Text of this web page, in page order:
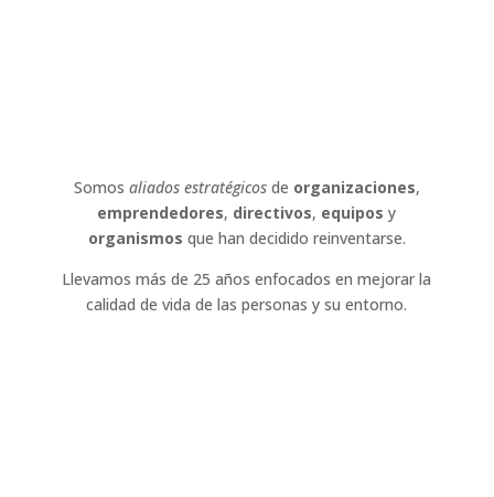
Somos aliados estratégicosde organizaciones,
emprendedores, directivos, equipos y
organismos que han decidido reinventarse.
Llevamos más de 25 años enfocados en mejorar la
calidad de vida de las personas y su entorno.